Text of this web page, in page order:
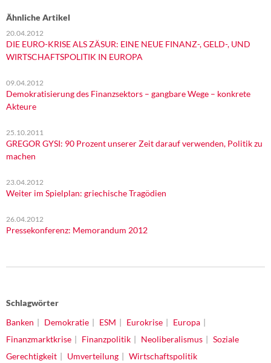
Ähnliche Artikel
20.04.2012
DIE EURO-KRISE ALS ZÄSUR: EINE NEUE FINANZ-, GELD-, UND
WIRTSCHAFTSPOLITIK IN EUROPA
09.04.2012
Demokratisierung des Finanzsektors – gangbare Wege – konkrete
Akteure
25.10.2011
GREGOR GYSI: 90 Prozent unserer Zeit darauf verwenden, Politik zu
machen
23.04.2012
Weiter im Spielplan: griechische Tragödien
26.04.2012
Pressekonferenz: Memorandum 2012
Schlagwörter
Banken
Demokratie ESM Eurokrise
Europa
Finanzmarktkrise
Finanzpolitik Neoliberalismus
Soziale
Gerechtigkeit
Umverteilung Wirtschaftspolitik